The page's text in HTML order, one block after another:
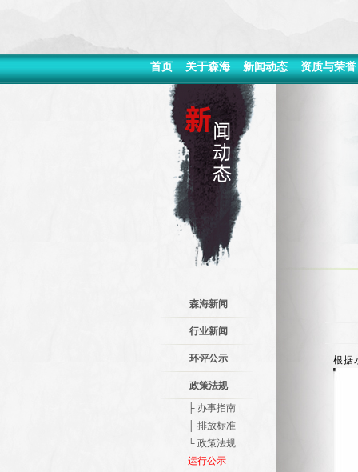
首页 关于森海 新闻动态 资质与荣誉
森海新闻
行业新闻
环评公示
政策法规
├ 办事指南
├ 排放标准
└ 政策法规
运行公示
根据